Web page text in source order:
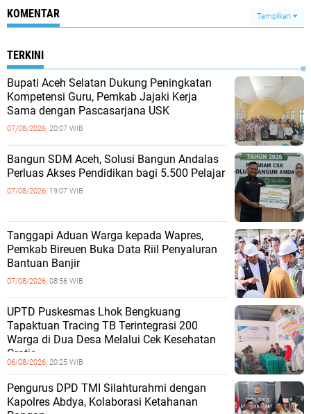
KOMENTAR Tampilkan
TERKINI
Bupati Aceh Selatan Dukung Peningkatan
Kompetensi Guru, Pemkab Jajaki Kerja
Sama dengan Pascasarjana USK
07/08/2026, 20:07 WIB
‎Bangun SDM Aceh, Solusi Bangun Andalas
Perluas Akses Pendidikan bagi 5.500 Pelajar ‎
07/08/2026, 19:07 WIB
Tanggapi Aduan Warga kepada Wapres,
Pemkab Bireuen Buka Data Riil Penyaluran
Bantuan Banjir
07/08/2026, 08:56 WIB
UPTD Puskesmas Lhok Bengkuang
Tapaktuan ‎Tracing TB Terintegrasi 200
Warga di Dua Desa Melalui Cek Kesehatan
Gratis
06/08/2026, 20:25 WIB
Pengurus DPD TMI Silahturahmi dengan
Kapolres Abdya, Kolaborasi Ketahanan